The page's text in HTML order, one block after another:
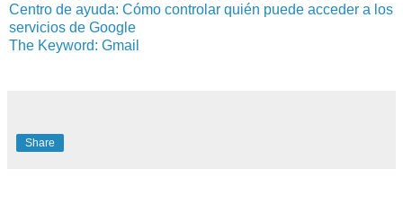
Centro de ayuda: Cómo controlar quién puede acceder a los
servicios de Google
The Keyword: Gmail
Share